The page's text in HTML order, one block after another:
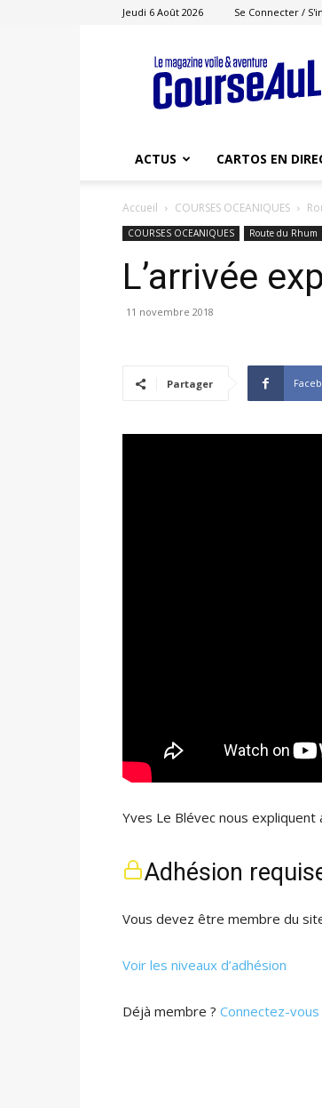
Jeudi 6 Août 2026 Se Connecter /
Course
au
Large
ACTUS CARTOS EN
Accueil COURSES OCEANIQUES
COURSES OCEANIQUES Route du Rhum
L’arrivée
11 novembre 2018
Partager
Yves Le Blévec nous
Adhésion
Vous devez être membre du
Voir les niveaux d’adhésion
Déjà membre ? Connectez-vous